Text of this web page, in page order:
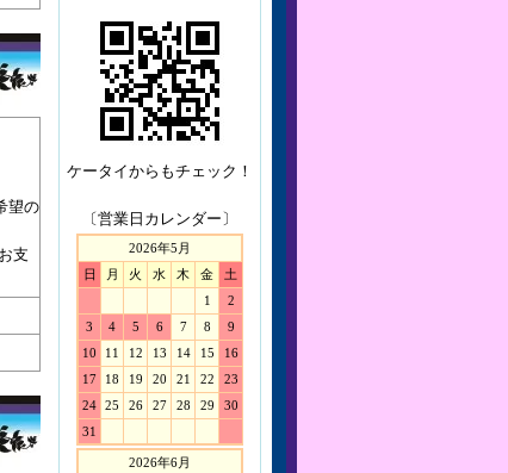
望の
支
ケータイからもチェック！
〔営業日カレンダー〕
2026年5月
日
月 火 水 木 金
土
1
2
3
4 5 6 7 8
9
10
11 12 13 14 15
16
17
18 19 20 21 22
23
24 25 26 27 28 29
30
31
2026年6月